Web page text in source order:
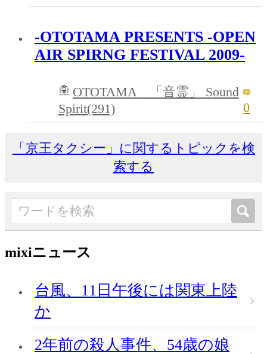
-OTOTAMA PRESENTS -OPEN
AIR SPIRNG FESTIVAL 2009-
OTOTAMA 「音霊」 Sound
Spirit(291)
0
「京王タクシー」に関するトピックを検
索する
mixiニュース
台風、11日午後には関東上陸
か
2年前の殺人事件、54歳の娘